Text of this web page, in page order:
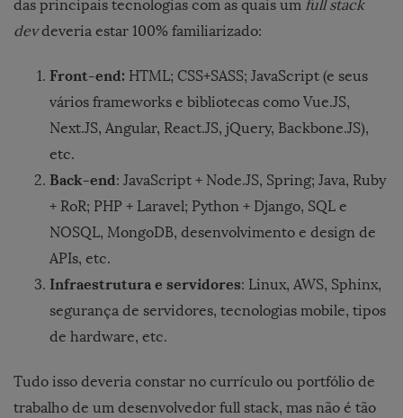
das principais tecnologias com as quais um full stack
devdeveria estar 100% familiarizado:
Front-end: HTML; CSS+SASS; JavaScript (e seus
vários frameworks e bibliotecas como Vue.JS,
Next.JS, Angular, React.JS, jQuery, Backbone.JS),
etc.
Back-end: JavaScript + Node.JS, Spring; Java, Ruby
+ RoR; PHP + Laravel; Python + Django, SQL e
NOSQL, MongoDB, desenvolvimento e design de
APIs, etc.
Infraestrutura e servidores: Linux, AWS, Sphinx,
segurança de servidores, tecnologias mobile, tipos
de hardware, etc.
Tudo isso deveria constar no currículo ou portfólio de
trabalho de um desenvolvedor full stack, mas não é tão